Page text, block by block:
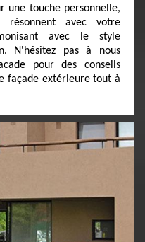
une touche personnelle,
avec votre
avec le style
N'hésitez pas à nous
pour des conseils
façade extérieure tout à